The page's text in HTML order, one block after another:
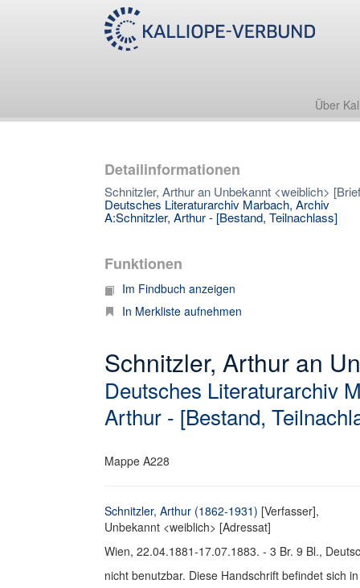
Über
Detailinformationen
Schnitzler, Arthur an Unbekannt <weiblich>
Deutsches Literaturarchiv Marbach, Archiv
A:Schnitzler, Arthur - [Bestand, Teilnachlass]
Funktionen
Im Findbuch anzeigen
In Merkliste aufnehmen
Schnitzler, Arthur an
Deutsches Literaturarchiv
Arthur - [Bestand,
Mappe A228
Schnitzler, Arthur (1862-1931) [Verfasser],
Unbekannt <weiblich> [Adressat]
Wien, 22.04.1881-17.07.1883. - 3 Br. 9 Bl.,
nicht benutzbar. Diese Handschrift befindet sich